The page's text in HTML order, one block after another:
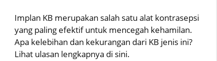
Implan KB merupakan salah satu alat kontrasepsi
yang paling efektif untuk mencegah kehamilan.
Apa kelebihan dan kekurangan dari KB jenis ini?
Lihat ulasan lengkapnya di sini.